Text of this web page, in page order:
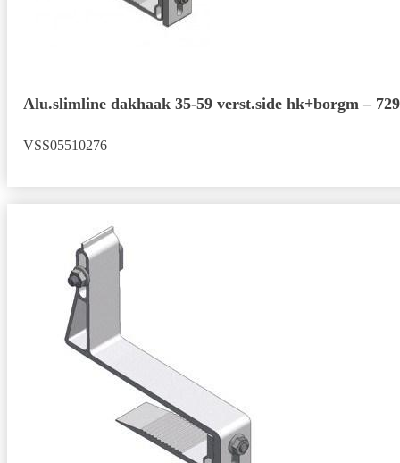
Alu.slimline dakhaak 35-59 verst.side hk+borgm –
VSS05510276